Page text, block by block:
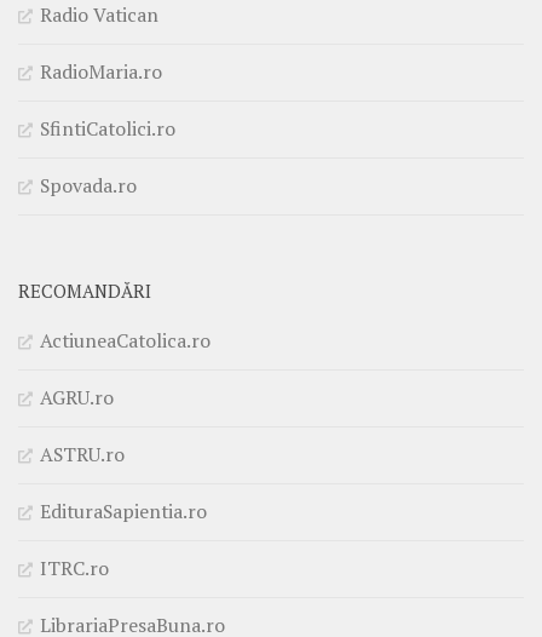
Radio Vatican
RadioMaria.ro
SfintiCatolici.ro
Spovada.ro
RECOMANDĂRI
ActiuneaCatolica.ro
AGRU.ro
ASTRU.ro
EdituraSapientia.ro
ITRC.ro
LibrariaPresaBuna.ro